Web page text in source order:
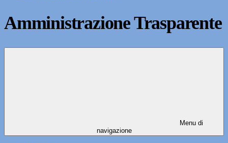
Amministrazione Trasparente
Menu di
navigazione